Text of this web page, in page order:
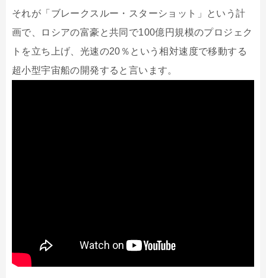
それが「ブレークスルー・スターショット」という計
画で、ロシアの富豪と共同で100億円規模のプロジェク
トを立ち上げ、光速の20％という相対速度で移動する
超小型宇宙船の開発すると言います。